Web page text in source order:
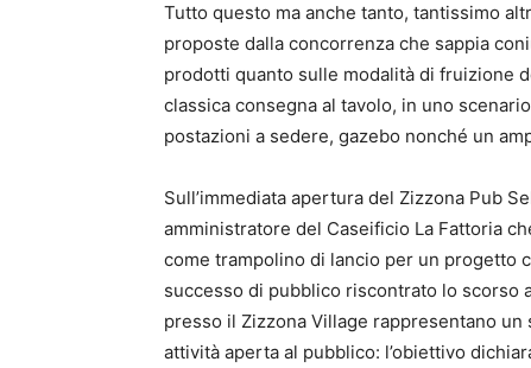
Tutto questo ma anche tanto, tantissimo
proposte dalla concorrenza che sappia
prodotti quanto sulle modalità di fruizione
classica consegna al tavolo, in uno
postazioni a sedere, gazebo nonché un
Sull’immediata apertura del Zizzona Pub
amministratore del Caseificio La Fattoria
come trampolino di lancio per un progetto
successo di pubblico riscontrato lo scorso
presso il Zizzona Village rappresentano
attività aperta al pubblico: l’obiettivo